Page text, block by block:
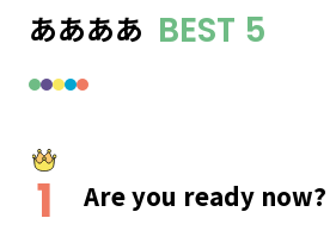
ああああ BEST 5
Are you ready now?